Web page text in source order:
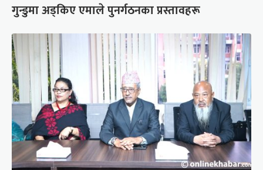
गुन्डुमा अड्किए एमाले पुनर्गठनका प्रस्तावहरू